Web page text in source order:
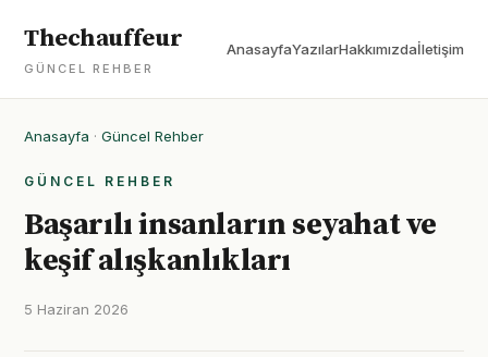
Thechauffeur
GÜNCEL REHBER
AnasayfaYazılarHakkımızdaİletişim
Anasayfa · Güncel Rehber
GÜNCEL REHBER
Başarılı insanların seyahat ve
keşif alışkanlıkları
5 Haziran 2026